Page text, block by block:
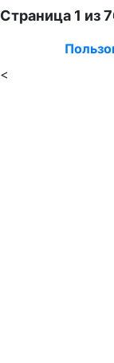
Страница 1 из
<